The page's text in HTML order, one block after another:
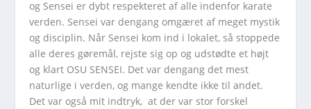
og Sensei er dybt respekteret af alle indenfor karate
verden. Sensei var dengang omgæret af meget mystik
og disciplin. Når Sensei kom ind i lokalet, så stoppede
alle deres gøremål, rejste sig op og udstødte et højt
og klart OSU SENSEI. Det var dengang det mest
naturlige i verden, og mange kendte ikke til andet.
Det var også mit indtryk, at der var stor forskel